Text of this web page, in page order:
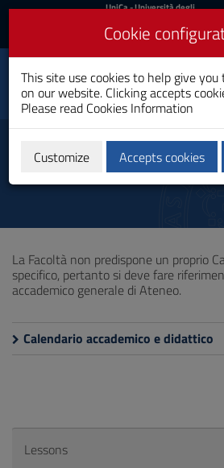
Skip
Content
to
Go
Footer
UniCa
Login
UniCa- Università degli
Login UniCA
Toggle
navigation
Clinical and Community
Psychology
Master's Degree
Didactic calendar
La Facoltà non predispone un proprio
specifico, pertanto si deve fare
accademico generale di Ateneo.
Calendario accademico e didattico
Lessons
Cookie
This site use cookies to help give
on our website. Clicking accepts
Please read Cookies Information
Customize Accepts cookies